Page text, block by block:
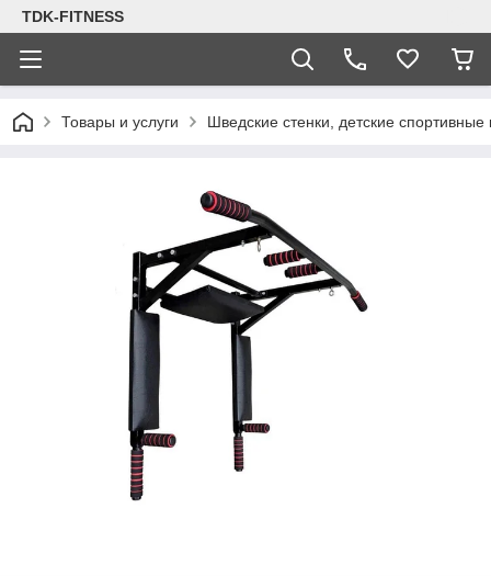
TDK-FITNESS
Товары и услуги Шведские стенки, детские спортивные